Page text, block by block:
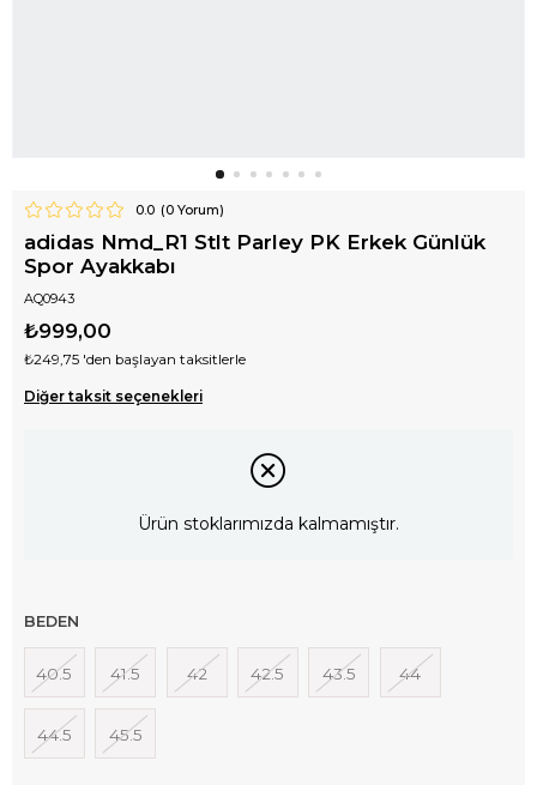
0.0 (0Yorum)
adidas Nmd_R1 Stlt Parley PK Erkek Günlük
Spor Ayakkabı
AQ0943
₺999,00
₺249,75 'den başlayan taksitlerle
Diğer taksit seçenekleri
Ürün stoklarımızda kalmamıştır.
BEDEN
40.5 41.5 42 42.5 43.5 44
44.5 45.5